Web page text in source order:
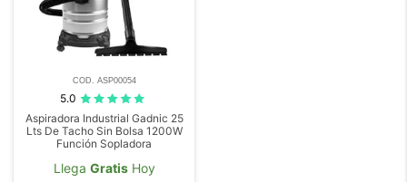
COD. ASP00054
5.0
Aspiradora Industrial Gadnic 25
Lts De Tacho Sin Bolsa 1200W
Función Sopladora
Llega GratisHoy